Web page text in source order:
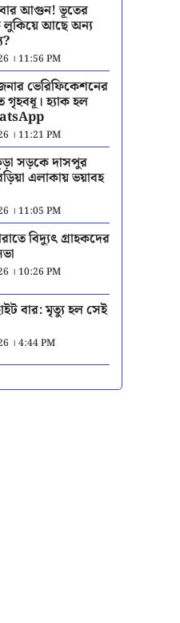
আগুন! ভূতের
লুকিয়ে আছে অন্য
। 11:56 PM
ভেরিফিকেশনের
গৃহবধূ। হ্যাক হল
। 11:21 PM
সড়কে দাসপুর
এলাকায় ভয়াবহ
। 11:05 PM
বিদ্যুৎ গ্রাহকদের
। 10:26 PM
বার: মৃত্যু হল সেই
। 4:44 PM